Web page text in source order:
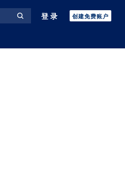
登录 创建免费账户